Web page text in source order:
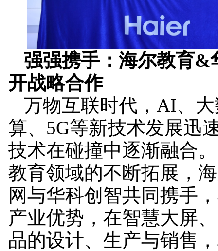
强强携手：海尔教育&
开战略合作
万物互联时代，AI、
算、5G等新技术发展迅
技术在碰撞中逐渐融合
教育领域的不断拓展，
网与华科创智共同携手
产业优势，在智慧大屏
品的设计、生产与销售